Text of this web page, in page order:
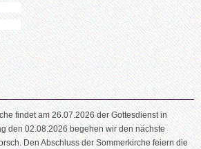
findet am 26.07.2026 der Gottesdienst in
den 02.08.2026 begehen wir den nächste
Den Abschluss der Sommerkirche feiern die